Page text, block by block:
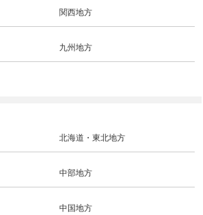
関西地方
九州地方
北海道・東北地方
中部地方
中国地方